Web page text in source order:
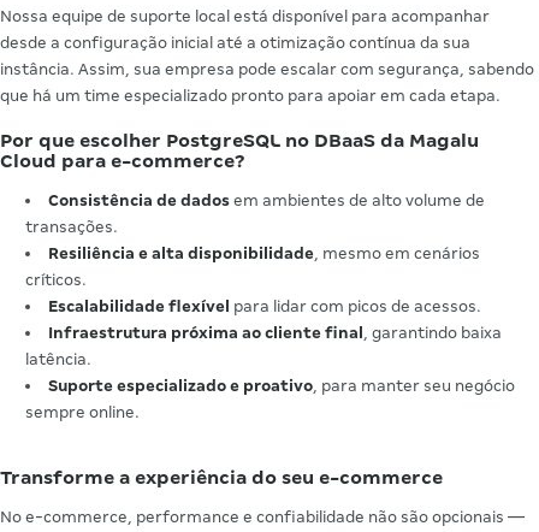
Nossa equipe de suporte local está disponível para acompanhar
desde a configuração inicial até a otimização contínua da sua
instância. Assim, sua empresa pode escalar com segurança, sabendo
que há um time especializado pronto para apoiar em cada etapa.
Por que escolher PostgreSQL no DBaaS da Magalu
Cloud para e-commerce?
Consistência de dados em ambientes de alto volume de
transações.
Resiliência e alta disponibilidade, mesmo em cenários
críticos.
Escalabilidade flexível para lidar com picos de acessos.
Infraestrutura próxima ao cliente final , garantindo baixa
latência.
Suporte especializado e proativo, para manter seu negócio
sempre online.
Transforme a experiência do seu e-commerce
No e-commerce, performance e confiabilidade não são opcionais —